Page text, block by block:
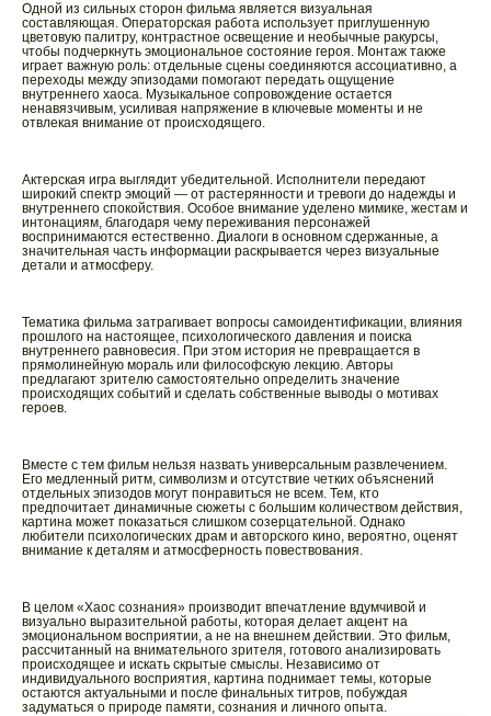
Одной из сильных сторон фильма является визуальная
составляющая. Операторская работа использует приглушенную
цветовую палитру, контрастное освещение и необычные ракурсы,
чтобы подчеркнуть эмоциональное состояние героя. Монтаж также
играет важную роль: отдельные сцены соединяются ассоциативно, а
переходы между эпизодами помогают передать ощущение
внутреннего хаоса. Музыкальное сопровождение остается
ненавязчивым, усиливая напряжение в ключевые моменты и не
отвлекая внимание от происходящего.
Актерская игра выглядит убедительной. Исполнители передают
широкий спектр эмоций — от растерянности и тревоги до надежды и
внутреннего спокойствия. Особое внимание уделено мимике, жестам и
интонациям, благодаря чему переживания персонажей
воспринимаются естественно. Диалоги в основном сдержанные, а
значительная часть информации раскрывается через визуальные
детали и атмосферу.
Тематика фильма затрагивает вопросы самоидентификации, влияния
прошлого на настоящее, психологического давления и поиска
внутреннего равновесия. При этом история не превращается в
прямолинейную мораль или философскую лекцию. Авторы
предлагают зрителю самостоятельно определить значение
происходящих событий и сделать собственные выводы о мотивах
героев.
Вместе с тем фильм нельзя назвать универсальным развлечением.
Его медленный ритм, символизм и отсутствие четких объяснений
отдельных эпизодов могут понравиться не всем. Тем, кто
предпочитает динамичные сюжеты с большим количеством действия,
картина может показаться слишком созерцательной. Однако
любители психологических драм и авторского кино, вероятно, оценят
внимание к деталям и атмосферность повествования.
В целом «Хаос сознания» производит впечатление вдумчивой и
визуально выразительной работы, которая делает акцент на
эмоциональном восприятии, а не на внешнем действии. Это фильм,
рассчитанный на внимательного зрителя, готового анализировать
происходящее и искать скрытые смыслы. Независимо от
индивидуального восприятия, картина поднимает темы, которые
остаются актуальными и после финальных титров, побуждая
задуматься о природе памяти, сознания и личного опыта.